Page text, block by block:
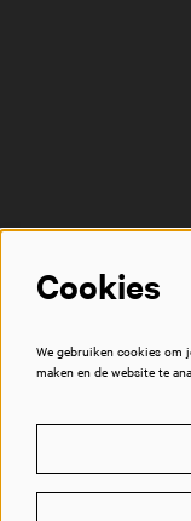
Cookies
We gebruiken cookies om
maken en de website te